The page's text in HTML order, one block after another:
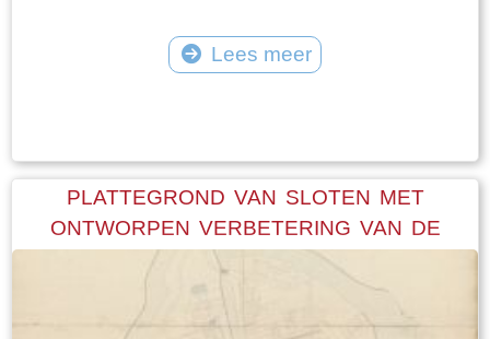
Lees meer
PLATTEGROND VAN SLOTEN MET
ONTWORPEN VERBETERING VAN DE
PASSAGE DOOR DIE STAD